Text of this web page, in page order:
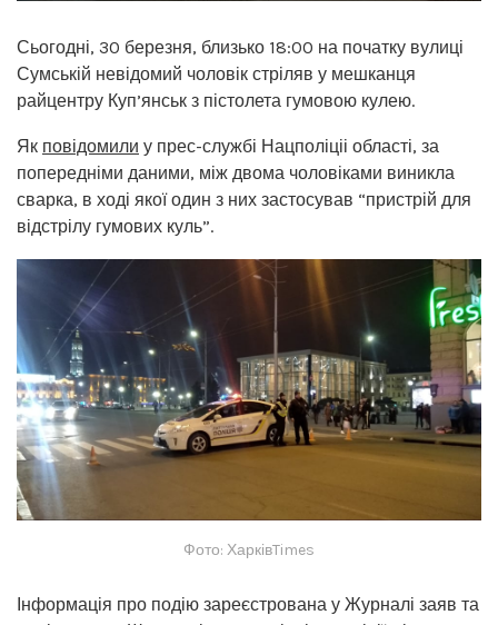
Сьогодні, 30 березня, близько 18:00 на початку вулиці
Сумській невідомий чоловік стріляв у мешканця
райцентру Куп’янськ з пістолета гумовою кулею.
Як повідомили у прес-службі Нацполіціі області, за
попередніми даними, між двома чоловіками виникла
сварка, в ході якої один з них застосував “пристрій для
відстрілу гумових куль”.
Фото: ХарківTimes
Інформація про подію зареєстрована у Журналі заяв та